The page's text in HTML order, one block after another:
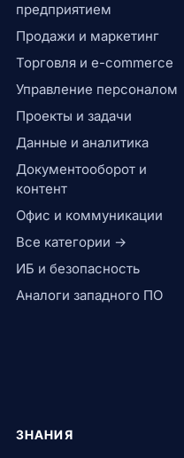
предприятием
Продажи и маркетинг
Торговля и e-commerce
Управление персоналом
Проекты и задачи
Данные и аналитика
Документооборот и
контент
Офис и коммуникации
Все категории →
ИБ и безопасность
Аналоги западного ПО
ЗНАНИЯ